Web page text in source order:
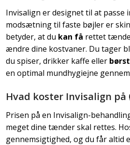
Invisalign er designet til at passe
modsætning til faste bøjler er
betyder, at du kan få rettet
ændre dine kostvaner. Du tager
du spiser, drikker kaffe eller
en optimal mundhygiejne
Hvad koster Invisalign
Prisen på en Invisalign-
meget dine tænder skal rettes.
gennemsigtighed, og du får altid